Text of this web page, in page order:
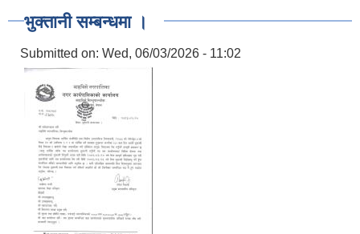
भुक्तानी सम्बन्धमा ।
Submitted on: Wed, 06/03/2026 - 11:02